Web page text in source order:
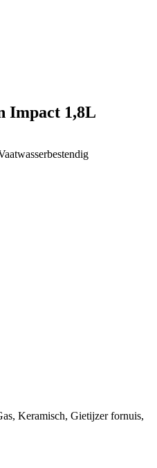
Impact 1,8L
Keramisch, Gietijzer fornuis,